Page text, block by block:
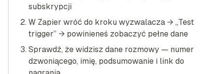
subskrypcji
W Zapier wróć do kroku wyzwalacza → „Test
trigger” → powinieneś zobaczyć pełne dane
Sprawdź, że widzisz dane rozmowy — numer
dzwoniącego, imię, podsumowanie i link do